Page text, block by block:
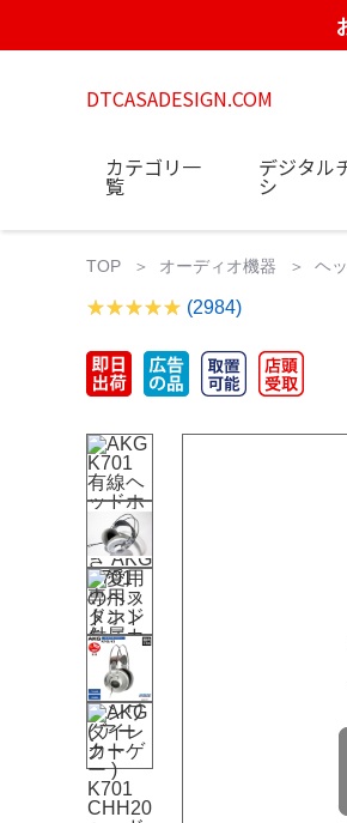
DTCASADESIGN.COM
カテゴリ一
覧
デジタル
シ
TOP オーディオ機器 ヘ
(2984)